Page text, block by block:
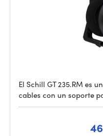
El Schill GT 235.RM es
cables con un soporte